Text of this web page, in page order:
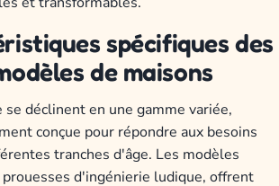
spécifiques des
de maisons
se déclinent en une gamme variée,
conçue pour répondre aux besoins
tranches d'âge. Les modèles
d'ingénierie ludique, offrent